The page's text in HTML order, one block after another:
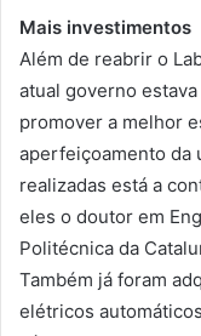
Mais investimentos
Além de reabrir o
atual governo
promover a melhor
aperfeiçoamento da
realizadas está a
eles o doutor em
Politécnica da
Também já foram
elétricos